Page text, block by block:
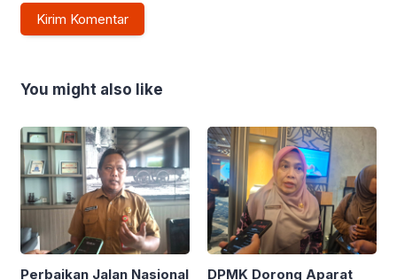
You might also like
Perbaikan Jalan Nasional
DPMK Dorong Aparat